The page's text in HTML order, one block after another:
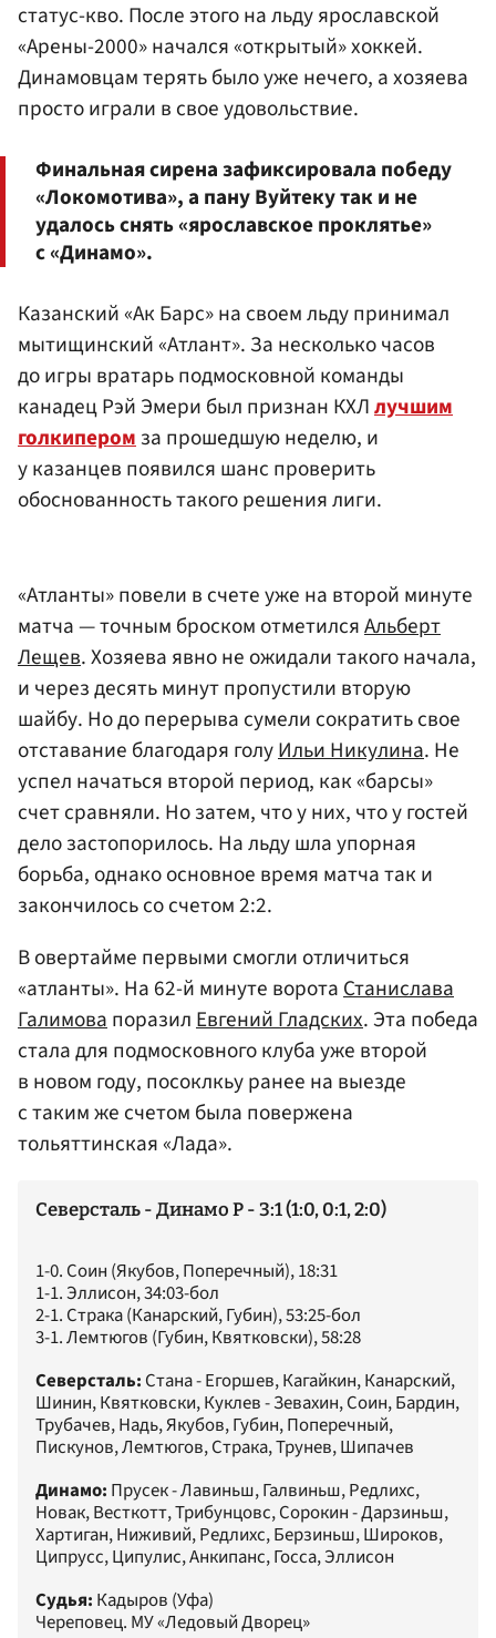
статус-кво. После этого на льду ярославской
«Арены-2000» начался «открытый» хоккей.
Динамовцам терять было уже нечего, а хозяева
просто играли в свое удовольствие.
Финальная сирена зафиксировала победу
«Локомотива», а пану Вуйтеку так и не
удалось снять «ярославское проклятье»
с «Динамо».
Казанский «Ак Барс» на своем льду принимал
мытищинский «Атлант». За несколько часов
до игры вратарь подмосковной команды
канадец Рэй Эмери был признан КХЛлучшим
голкиперомза прошедшую неделю, и
у казанцев появился шанс проверить
обоснованность такого решения лиги.
«Атланты» повели в счете уже на второй минуте
матча — точным броском отметилсяАльберт
Лещев. Хозяева явно не ожидали такого начала,
и через десять минут пропустили вторую
шайбу. Но до перерыва сумели сократить свое
отставание благодаря голуИльи Никулина. Не
успел начаться второй период, как «барсы»
счет сравняли. Но затем, что у них, что у гостей
дело застопорилось. На льду шла упорная
борьба, однако основное время матча так и
закончилось со счетом 2:2.
В овертайме первыми смогли отличиться
«атланты». На 62-й минуте воротаСтанислава
ГалимовапоразилЕвгений Гладских. Эта победа
стала для подмосковного клуба уже второй
в новом году, посоклкьу ранее на выезде
с таким же счетом была повержена
тольяттинская «Лада».
Северсталь - Динамо Р - 3:1 (1:0, 0:1, 2:0)
1-0. Соин (Якубов, Поперечный), 18:31
1-1. Эллисон, 34:03-бол
2-1. Страка (Канарский, Губин), 53:25-бол
3-1. Лемтюгов (Губин, Квятковски), 58:28
Северсталь: Стана - Егоршев, Кагайкин, Канарский,
Шинин, Квятковски, Куклев - Зевахин, Соин, Бардин,
Трубачев, Надь, Якубов, Губин, Поперечный,
Пискунов, Лемтюгов, Страка, Трунев, Шипачев
Динамо: Прусек - Лавиньш, Галвиньш, Редлихс,
Новак, Весткотт, Трибунцовс, Сорокин - Дарзиньш,
Хартиган, Ниживий, Редлихс, Берзиньш, Широков,
Ципрусс, Ципулис, Анкипанс, Госса, Эллисон
Судья: Кадыров (Уфа)
Череповец. МУ «Ледовый Дворец»